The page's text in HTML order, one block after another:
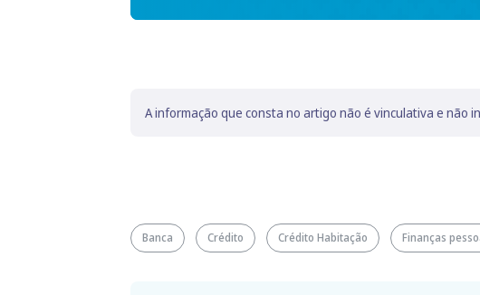
A informação que consta no artigo não é vinculativa e não
Banca Crédito Crédito Habitação Finanças